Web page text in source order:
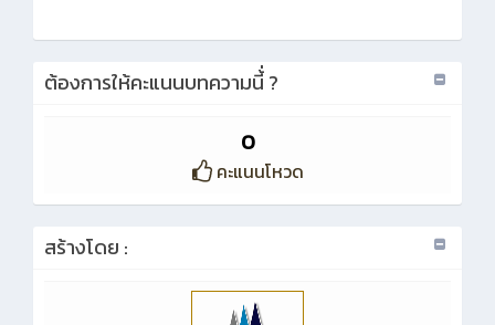
ต้องการให้คะแนนบทความนี้่ ?
0
คะแนนโหวด
สร้างโดย :